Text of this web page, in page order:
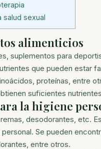
salud sexual
alimenticios
suplementos para
que pueden estar
proteínas, entre
suficientes
la higiene
desodorantes, etc.
Se pueden
entre otros.